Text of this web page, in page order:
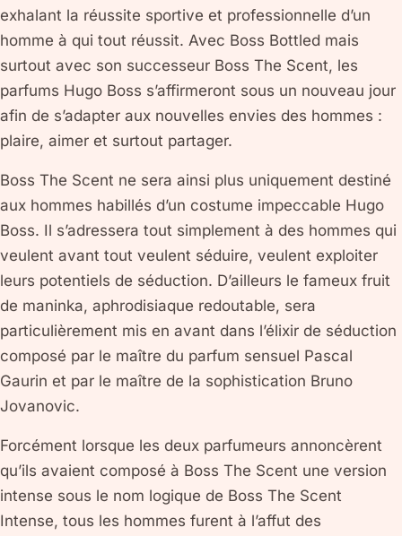
exhalant la réussite sportive et professionnelle d’un
homme à qui tout réussit. Avec Boss Bottled mais
surtout avec son successeur Boss The Scent, les
parfums Hugo Boss s’affirmeront sous un nouveau jour
afin de s’adapter aux nouvelles envies des hommes :
plaire, aimer et surtout partager.
Boss The Scent ne sera ainsi plus uniquement destiné
aux hommes habillés d’un costume impeccable Hugo
Boss. Il s’adressera tout simplement à des hommes qui
veulent avant tout veulent séduire, veulent exploiter
leurs potentiels de séduction. D’ailleurs le fameux fruit
de maninka, aphrodisiaque redoutable, sera
particulièrement mis en avant dans l’élixir de séduction
composé par le maître du parfum sensuel Pascal
Gaurin et par le maître de la sophistication Bruno
Jovanovic.
Forcément lorsque les deux parfumeurs annoncèrent
qu’ils avaient composé à Boss The Scent une version
intense sous le nom logique de Boss The Scent
Intense, tous les hommes furent à l’affut des